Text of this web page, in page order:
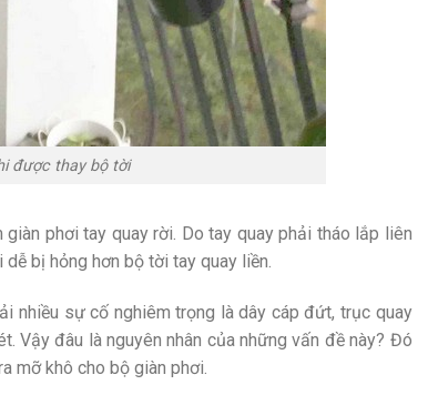
được thay bộ tời
phơi tay quay rời. Do tay quay phải tháo lắp liên
bị hỏng hơn bộ tời tay quay liền.
nhiều sự cố nghiêm trọng là dây cáp đứt, trục quay
Vậy đâu là nguyên nhân của những vấn đề này? Đó
mỡ khô cho bộ giàn phơi.